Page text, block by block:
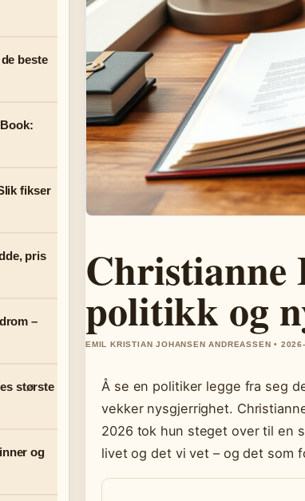
Christianne
politikk og
EMIL KRISTIAN JOHANSEN ANDREASSEN •
Å se en politiker legge fra seg
vekker nysgjerrighet.
2026 tok hun steget over til en
livet og det vi vet – og det som
beste
fikser
pris
–
største
og